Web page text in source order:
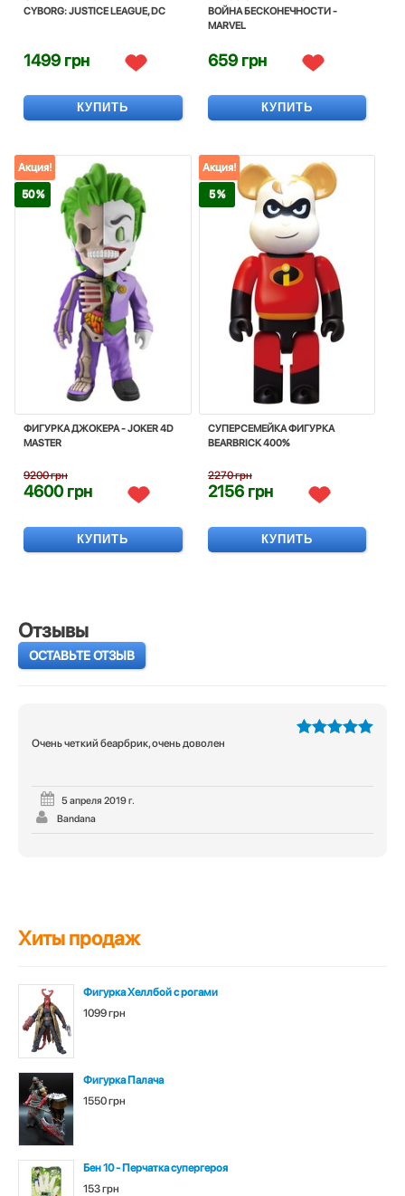
CYBORG: JUSTICE LEAGUE, DC
1499 грн
КУПИТЬ
ВОЙНА БЕСКОНЕЧНОСТИ -
MARVEL
659 грн
КУПИТЬ
ФИГУРКА ДЖОКЕРА - JOKER 4D
MASTER
Акция!
50 %
9200 грн
4600 грн
КУПИТЬ
СУПЕРСЕМЕЙКА ФИГУРКА
BEARBRICK 400%
Акция!
5 %
2270 грн
2156 грн
КУПИТЬ
Отзывы
ОСТАВЬТЕ ОТЗЫВ
Очень четкий беарбрик, очень доволен
5 апреля 2019 г.
Bandana
Хиты продаж
Фигурка Хеллбой с рогами
1099 грн
Фигурка Палача
1550 грн
Бен 10 - Перчатка супергероя
153 грн